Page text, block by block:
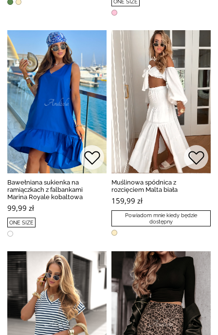
ONE SIZE
Bawełniana sukienka na
ramiączkach z falbankami
Marina Royale kobaltowa
99,99 zł
ONE SIZE
Muślinowa spódnica z
rozcięciem Malta biała
159,99 zł
Powiadom mnie kiedy będzie
dostępny